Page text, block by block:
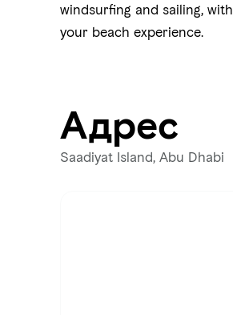
windsurfing and sailing,
your beach experience.
Адрес
Saadiyat Island, Abu Dhabi